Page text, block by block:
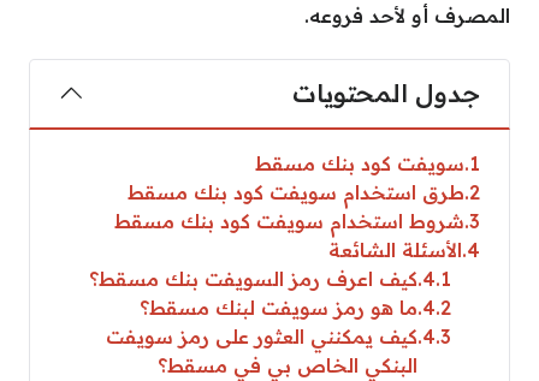
المصرف أو لأحد فروعه.
جدول المحتويات
1 سويفت كود بنك مسقط
2 طرق استخدام سويفت كود بنك مسقط
3 شروط استخدام سويفت كود بنك مسقط
4 الأسئلة الشائعة
4.1 كيف اعرف رمز السويفت بنك مسقط؟
4.2 ما هو رمز سويفت لبنك مسقط؟
4.3 كيف يمكنني العثور على رمز سويفت
البنكي الخاص بي في مسقط؟